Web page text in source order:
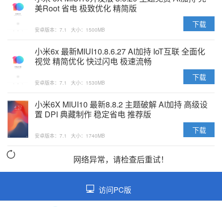
美Root 省电 极致优化 精简版
安卓版本：7.1 大小：1500MB
下载
小米6x 最新MIUI10.8.6.27 AI加持 IoT互联 全面化
视觉 精简优化 快过闪电 极速流畅
安卓版本：7.1 大小：1530MB
下载
小米6X MIUI10 最新8.8.2 主题破解 AI加持 高级设
置 DPI 典藏制作 稳定省电 推荐版
安卓版本：7.1 大小：1740MB
下载
网络异常，请检查后重试！
访问PC版